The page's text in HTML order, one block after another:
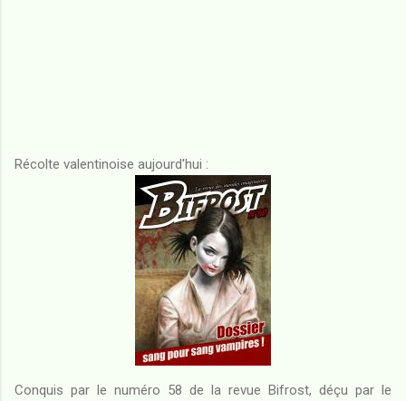
Récolte valentinoise aujourd'hui :
Conquis par le numéro 58 de la revue Bifrost, déçu par le